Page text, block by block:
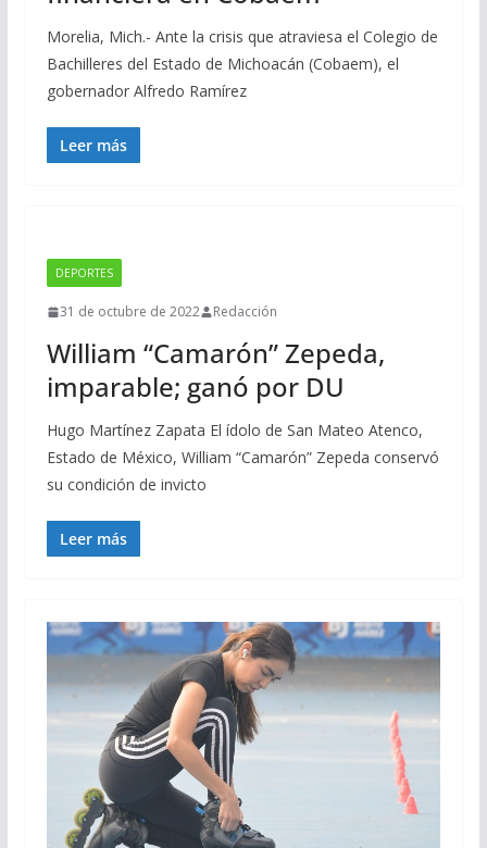
Morelia, Mich.- Ante la crisis que atraviesa el Colegio de
Bachilleres del Estado de Michoacán (Cobaem), el
gobernador Alfredo Ramírez
Leer más
DEPORTES
31 de octubre de 2022 Redacción
William “Camarón” Zepeda,
imparable; ganó por DU
Hugo Martínez Zapata El ídolo de San Mateo Atenco,
Estado de México, William “Camarón” Zepeda conservó
su condición de invicto
Leer más